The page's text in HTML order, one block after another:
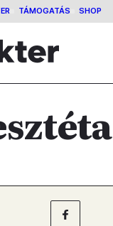
TÁMOGATÁS SHOP